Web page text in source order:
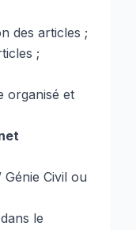
des articles ;
;
organisé et
Civil ou
le